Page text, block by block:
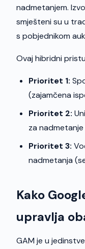
nadmetanjem.
smješteni su u
s pobjednikom
Ovaj hibridni
Prioritet 1:
(zajamčena
Prioritet 2:
za
Prioritet 3:
nadmetanja
Kako
upravlja
GAM je u